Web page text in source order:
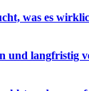
was es
und langfristig